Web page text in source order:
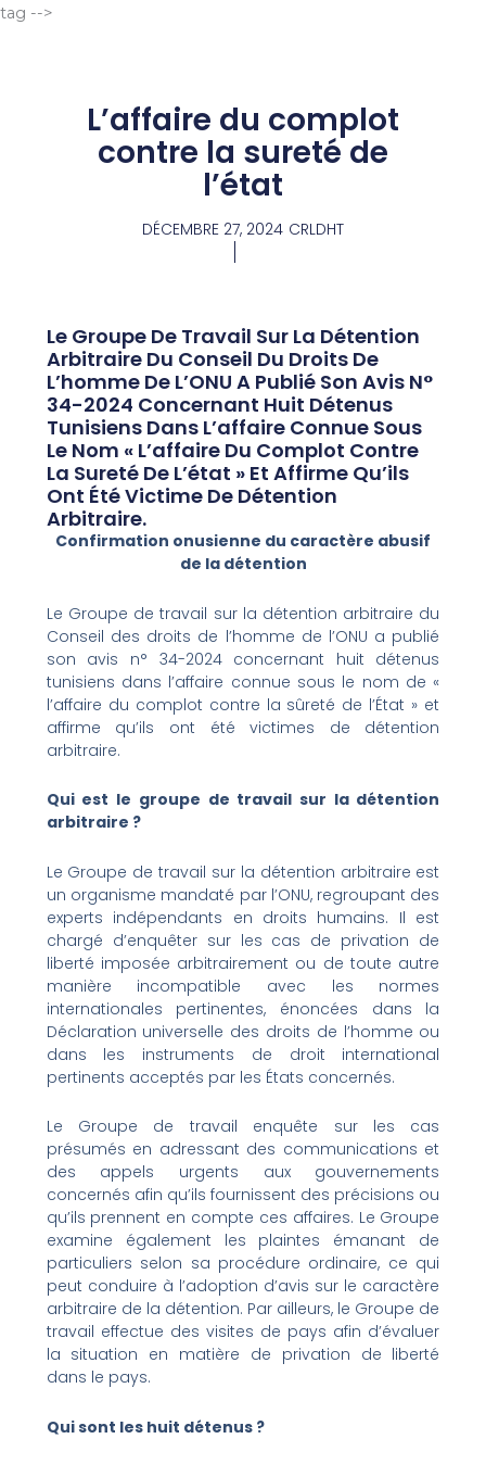
tag -->
L’affaire du complot
contre la sureté de
l’état
DÉCEMBRE 27, 2024 CRLDHT
Le Groupe De Travail Sur La Détention
Arbitraire Du Conseil Du Droits De
L’homme De L’ONU A Publié Son Avis N°
34-2024 Concernant Huit Détenus
Tunisiens Dans L’affaire Connue Sous
Le Nom « L’affaire Du Complot Contre
La Sureté De L’état » Et Affirme Qu’ils
Ont Été Victime De Détention
Arbitraire.
Confirmation onusienne du caractère abusif
de la détention
Le Groupe de travail sur la détention arbitraire du
Conseil des droits de l’homme de l’ONU a publié
son avis n° 34-2024 concernant huit détenus
tunisiens dans l’affaire connue sous le nom de «
l’affaire du complot contre la sûreté de l’État » et
affirme qu’ils ont été victimes de détention
arbitraire.
Qui est le groupe de travail sur la détention
arbitraire ?
Le Groupe de travail sur la détention arbitraire est
un organisme mandaté par l’ONU, regroupant des
experts indépendants en droits humains. Il est
chargé d’enquêter sur les cas de privation de
liberté imposée arbitrairement ou de toute autre
manière incompatible avec les normes
internationales pertinentes, énoncées dans la
Déclaration universelle des droits de l’homme ou
dans les instruments de droit international
pertinents acceptés par les États concernés.
Le Groupe de travail enquête sur les cas
présumés en adressant des communications et
des appels urgents aux gouvernements
concernés afin qu’ils fournissent des précisions ou
qu’ils prennent en compte ces affaires. Le Groupe
examine également les plaintes émanant de
particuliers selon sa procédure ordinaire, ce qui
peut conduire à l’adoption d’avis sur le caractère
arbitraire de la détention. Par ailleurs, le Groupe de
travail effectue des visites de pays afin d’évaluer
la situation en matière de privation de liberté
dans le pays.
Qui sont les huit détenus ?